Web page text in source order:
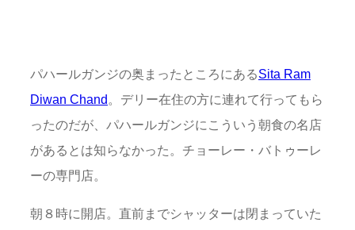
パハールガンジの奥まったところにあるSita Ram
Diwan Chand 。デリー在住の方に連れて行ってもら
ったのだが、パハールガンジにこういう朝食の名店
があるとは知らなかった。チョーレー・バトゥーレ
ーの専門店。
朝８時に開店。直前までシャッターは閉まっていた